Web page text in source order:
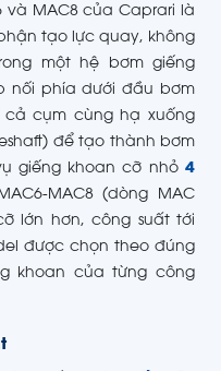
và MAC8 của Caprari là
tạo lực quay, không
một hệ bơm giếng
nối phía dưới đầu bơm
cụm cùng hạ xuống
để tạo thành bơm
giếng khoan cỡ nhỏ 4
MAC8 (dòng MAC
lớn hơn, công suất tới
được chọn theo đúng
khoan của từng công